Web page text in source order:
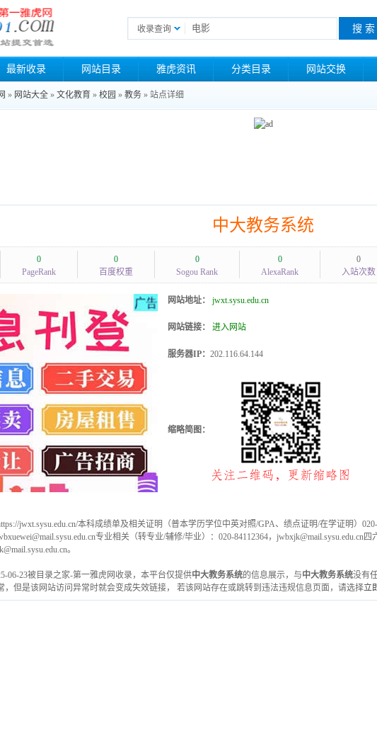
收录查询
最新收录 网站目录 雅虎资讯 分类目录 网站交换
» 网站大全 » 文化教育 » 校园 » 教务 » 站点详细
中大教务系统
0
PageRank
0
百度权重
0
Sogou Rank
0
AlexaRank
0
入站次数
网站地址： jwxt.sysu.edu.cn
网站链接： 进入网站
服务器IP： 202.116.64.144
缩略简图：
jwxt.sysu.edu.cn/本科成绩单及相关证明（普本学历学位中英对照/GPA、绩点证明/在学证明）
专业相关（转专业/辅修/毕业）：020-84112364，jwbxjk@mail.sysu.edu.cn四
。
06-23被目录之家-第一雅虎网收录，本平台仅提供中大教务系统的信息展示，与中大教务系统没有
，但是该网站访问异常时就会变成失效链接， 若该网站存在或跳转到违法违规信息页面，请选择立